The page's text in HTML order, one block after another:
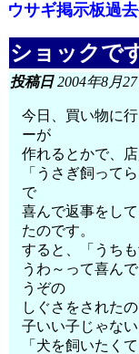
ウサギ掲示板過
ショックで
投稿日2004年8月
今日、買い物に
ーが
作れるとかで、
「うさぎ飼って
で
喜んで返事をし
たのです。
すると、「うち
うわ～って喜ん
うぞの
しぐさをされた
子いい子じゃない
「犬を飼いたく